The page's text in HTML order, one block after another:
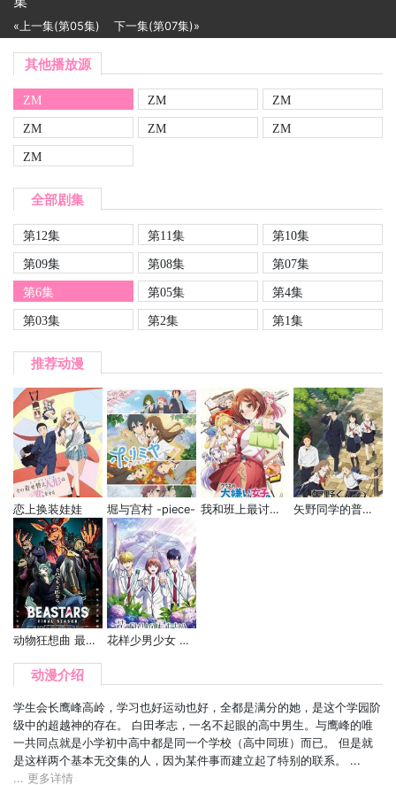
«上一集(第05集) 下一集(第07集)»
其他播放源
ZM ZM
ZM
ZM
ZM
ZM
ZM
全部剧集
第12集 第11集
第10集
第09集
第08集
第07集
第6集
第05集
第4集
第03集
第2集 第1集
推荐动漫
恋上换装娃娃 堀与宫村 -piece- 我和班上最讨厌的女生结婚了。 矢野同学的普通日常
动物狂想曲 最终季 第二部分 花样少男少女 第2季
动漫介绍
学生会长鹰峰高岭，学习也好运动也好，全都是满分的她，是这个学园阶
级中的超越神的存在。 白田孝志，一名不起眼的高中男生。与鹰峰的唯
一共同点就是小学初中高中都是同一个学校（高中同班）而已。 但是就
是这样两个基本无交集的人，因为某件事而建立起了特别的联系。 ...
... 更多详情